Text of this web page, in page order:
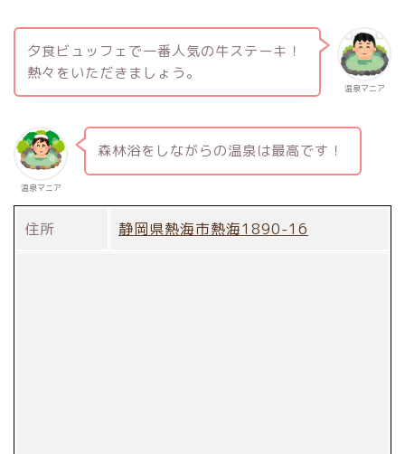
温泉マニア
夕食ビュッフェで一番人気の牛ステーキ！
熱々をいただきましょう。
温泉マニア
森林浴をしながらの温泉は最高です！
住所 静岡県熱海市熱海1890-16